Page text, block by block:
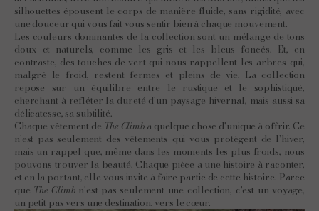
silhouettes épousent le corps de manière fluide, sans rigidité, avec
une douceur qui vous fait vous sentir bien à chaque mouvement.
Les couleurs dominantes de la collection sont un mélange de tons
doux et naturels, comme les gris et les bleus foncés. Et, en
contraste, des touches de vert qui nous rappellent les arbres qui,
malgré le froid, restent fermes et pleins de vie. La collection
repose sur un équilibre entre le rustique et le sophistiqué,
cherchant à refléter la dureté d’un paysage hivernal, mais aussi sa
délicatesse, sa subtilité.
Chaque vêtement de The Climba quelque chose d'unique à offrir. Ce
n'est pas seulement des vêtements qui vous protègent de l'hiver,
mais un rappel que, même dans les moments les plus froids, nous
pouvons trouver la beauté. Chaque pièce a une histoire à raconter,
et en la portant, elle vous invite à faire partie de cette histoire. Parce
que The Climbn'est pas seulement une collection, c'est un voyage,
un petit pas vers une destination, vers le cœur.